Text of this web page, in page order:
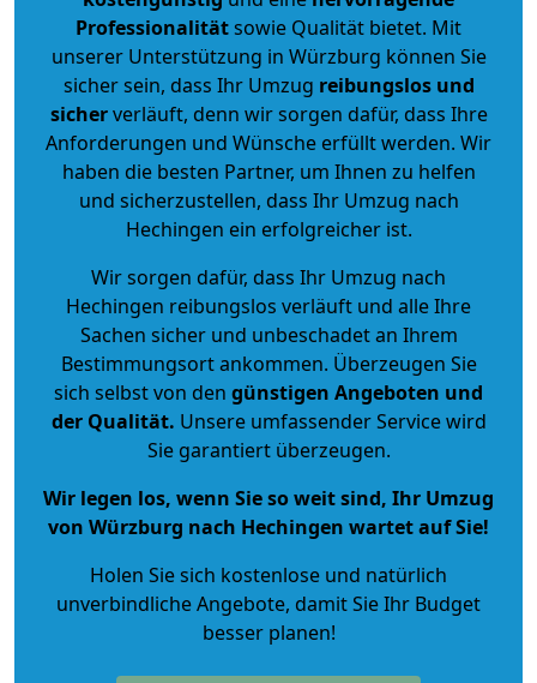
Professionalitätsowie Qualität bietet. Mit
unserer Unterstützung in Würzburg können Sie
sicher sein, dass Ihr Umzug reibungslos und
sicherverläuft, denn wir sorgen dafür, dass Ihre
Anforderungen und Wünsche erfüllt werden. Wir
haben die besten Partner, um Ihnen zu helfen
und sicherzustellen, dass Ihr Umzug nach
Hechingen ein erfolgreicher ist.
Wir sorgen dafür, dass Ihr Umzug nach
Hechingen reibungslos verläuft und alle Ihre
Sachen sicher und unbeschadet an Ihrem
Bestimmungsort ankommen. Überzeugen Sie
sich selbst von den günstigen Angeboten und
der Qualität. Unsere umfassender Service wird
Sie garantiert überzeugen.
Wir legen los, wenn Sie so weit sind, Ihr Umzug
von Würzburg nach Hechingen wartet auf Sie!
Holen Sie sich kostenlose und natürlich
unverbindliche Angebote, damit Sie Ihr Budget
besser planen!